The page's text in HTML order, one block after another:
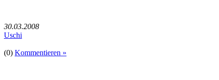
30.03.2008
Uschi
(0) Kommentieren »